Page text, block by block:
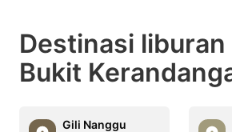
Destinasi
Bukit
Gili Nanggu